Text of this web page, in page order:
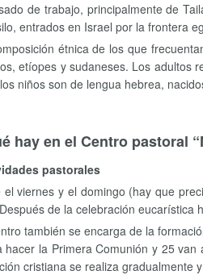
de trabajo, principalmente de
entrados en Israel por la frontera
étnica de los que
etíopes y sudaneses. Los adultos
niños son de lengua hebrea,
hay en el Centro pastoral
pastorales
el viernes y el domingo (hay que
de la celebración eucarística
también se encarga de la
hacer la Primera Comunión y 25
cristiana se realiza gradualmente